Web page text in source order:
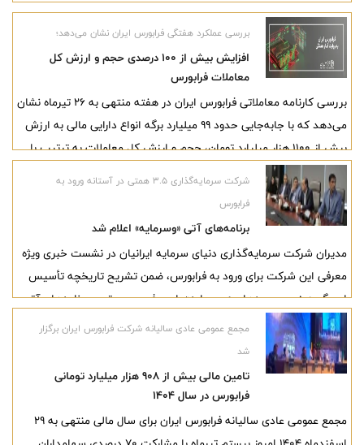
بررسی عملکرد هفتگی فرابورس ایران نشان می‌دهد؛
افزایش بیش از 100 درصدی حجم و ارزش کل
معاملات فرابورس
بررسی کارنامه معاملاتی فرابورس ایران در هفته منتهی به ۲۶ تیرماه نشان
می‌دهد که با جابه‌جایی حدود ۹۹ میلیارد برگه انواع دارایی مالی به ارزش
بیش از ۱۱۰۰ هزار میلیارد تومان، حجم و ارزش کل معاملات به ترتیب با
رشد ۱۰۵ و ۱۷۱ درصدی همراه شده است.
شرکت سرمایه‌گذاری ۳.۵ همتی در آستانه ورود به
فرابورس
برنامه‌های آتی «وسرمایه» اعلام شد
مدیران شرکت سرمایه‌گذاری دنیای سرمایه ایرانیان در نشست خبری ویژه
معرفی این شرکت برای ورود به فرابورس، ضمن تشریح تاریخچه تأسیس
این گروه، زیرمجموعه‌های «وسرمایه» را معرفی و مهم‌ترین برنامه‌های آتی
آن را اعلام کردند.
مجمع عمومی عادی سالیانه شرکت فرابورس ایران برگزار
شد
تامین مالی بیش از ۹۰۸ هزار میلیارد تومانی
فرابورس در سال ۱۴۰۴
مجمع عمومی عادی سالیانه فرابورس ایران برای سال مالی منتهی به ۲۹